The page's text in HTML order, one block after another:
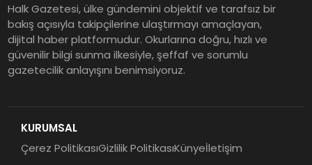
Halk Gazetesi, ülke gündemini objektif ve tarafsız bir
bakış açısıyla takipçilerine ulaştırmayı amaçlayan,
dijital haber platformudur. Okurlarına doğru, hızlı ve
güvenilir bilgi sunma ilkesiyle, şeffaf ve sorumlu
gazetecilik anlayışını benimsiyoruz.
KURUMSAL
Çerez PolitikasıGizlilik PolitikasıKünyeİletişim